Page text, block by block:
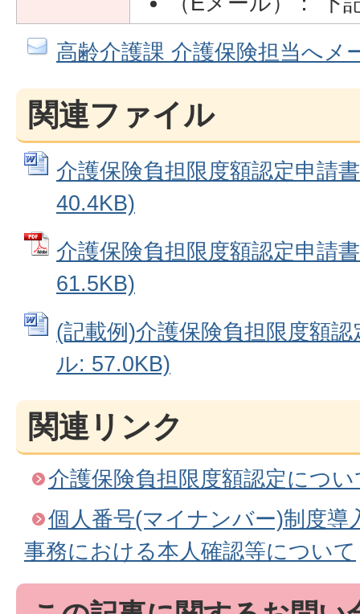
高齢介護課 介護保険担当へメ
関連ファイル
介護保険負担限度額認定申請
40.4KB)
介護保険負担限度額認定申請
61.5KB)
(記載例)介護保険負担限度額
ル: 57.0KB)
関連リンク
介護保険負担限度額認定につい
個人番号(マイナンバー)制度導
事務における本人確認等について